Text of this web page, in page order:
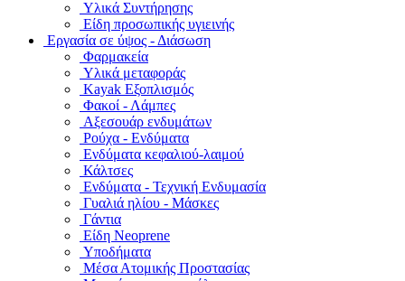
Υλικά Συντήρησης
Είδη προσωπικής υγιεινής
Εργασία σε ύψος - Διάσωση
Φαρμακεία
Υλικά μεταφοράς
Kayak Εξοπλισμός
Φακοί - Λάμπες
Αξεσουάρ ενδυμάτων
Ρούχα - Ενδύματα
Ενδύματα κεφαλιού-λαιμού
Κάλτσες
Ενδύματα - Τεχνική Ενδυμασία
Γυαλιά ηλίου - Μάσκες
Γάντια
Είδη Neoprene
Υποδήματα
Μέσα Ατομικής Προστασίας